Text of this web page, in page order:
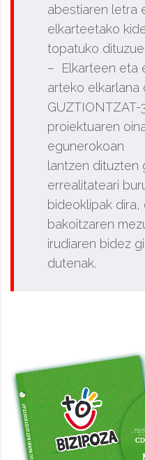
abestiaren letra
elkarteetako
topatuko dituzue.
– Elkarteen eta
arteko elkarlana
proiektuaren
egunerokoan
lantzen dituzten
errealitateari
bideoklipak dira,
bakoitzaren
irudiaren bidez
dutenak.